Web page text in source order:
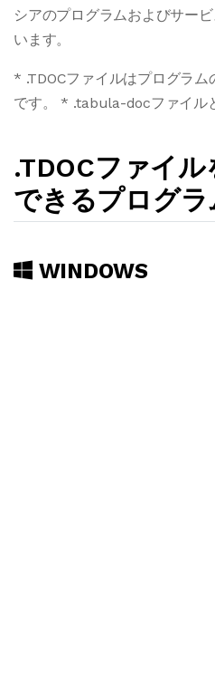
シアのプログラムおよびサー
います。
* .TDOCファイルはプログラム
です。 * .tabula-docファイル
.TDOCファイ
できるプログラ
WINDOWS